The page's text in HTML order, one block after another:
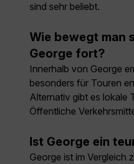
sind sehr beliebt.
Wie bewegt man
George fort?
Innerhalb von George
besonders für Touren
Alternativ gibt es lokale
Öffentliche
Ist George ein
George ist im Vergleich